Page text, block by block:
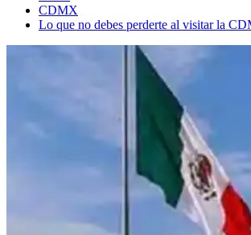
CDMX
Lo que no debes perderte al visitar la